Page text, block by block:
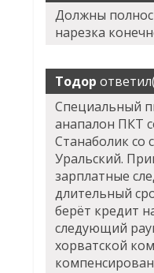
Должны
нарезка
Тодор
Специальный
анапалон ПКТ
Станаболик со
Уральский.
зарплатные
длительный
берёт кредит
следующий
хорватской